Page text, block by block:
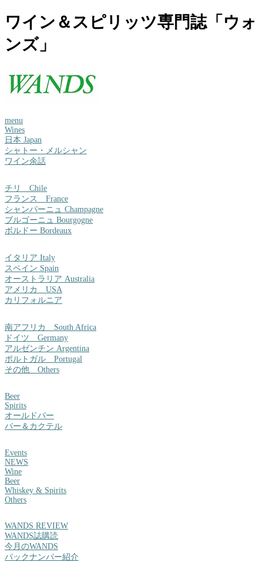
ワイン＆スピリッツ専門誌「ウォ
ンズ」
menu
Wines
日本 Japan
シャトー・メルシャン
ワイン余話
チリ Chile
フランス France
シャンパーニュ Champagne
ブルゴーニュ Bourgogne
ボルドー Bordeaux
イタリア Italy
スペイン Spain
オーストラリア Australia
アメリカ USA
カリフォルニア
南アフリカ South Africa
ドイツ Germany
アルゼンチン Argentina
ポルトガル Portugal
その他 Others
Beer
Spirits
オールドパー
バー＆カクテル
Events
NEWS
Wine
Beer
Whiskey & Spirits
Others
WANDS REVIEW
WANDS誌購読
今月のWANDS
バックナンバー紹介